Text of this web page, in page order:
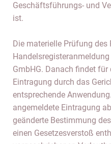
Geschäftsführungs- und
ist.
Die materielle Prüfung des
GmbHG. Danach findet für
Eintragung durch das
entsprechende
angemeldete Eintragung
geänderte Bestimmung
einen Gesetzesverstoß